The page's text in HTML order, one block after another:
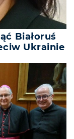
Białoruś
Ukrainie